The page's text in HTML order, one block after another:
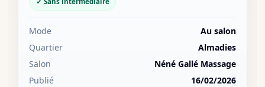
Mode
Au salon
Quartier
Almadies
Salon
Néné Gallé Massage
Publié
16/02/2026